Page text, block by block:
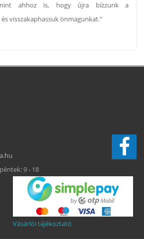
ahhoz is, hogy újra bízzunk a
visszakaphassuk önmagunkat.”
9 - 18
Vásárlói tájékoztató